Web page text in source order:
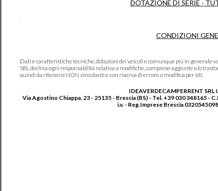
DOTAZIONE DI SERIE -
CONDIZIONI
Dati e caratteristiche tecniche, dotazioni dei veicoli e comunque più in generale
SRL declina ogni responsabilità relativa a modifiche, comprese aggiunte e/o
quindi da ritenersi NON vincolanti e con riserva di errore o modifica per siti.
IDEAVERDECAMPERRENT SRL
Via Agostino Chiappa, 23 - 25135 - Brescia (BS) - Tel. +39 030 348165 -
i.v. - Reg.Imprese Brescia